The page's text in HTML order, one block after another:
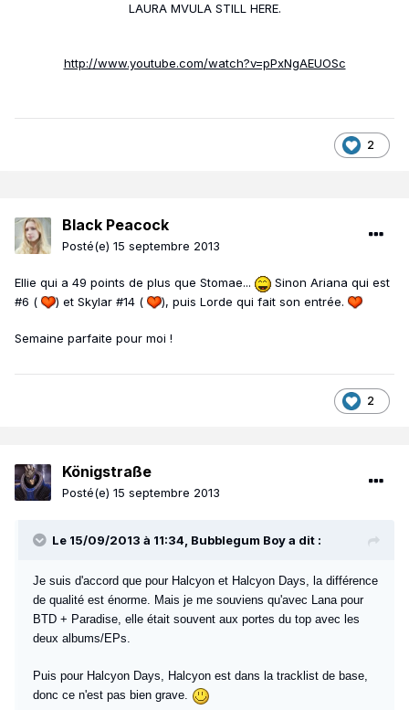
LAURA MVULA STILL HERE.
http://www.youtube.com/watch?v=pPxNgAEUOSc
2
Black Peacock
Posté(e) 15 septembre 2013
Ellie qui a 49 points de plus que Stomae...
Sinon Ariana qui est
#6 (
) et Skylar #14 ( ), puis Lorde qui fait son entrée.
Semaine parfaite pour moi !
2
Königstraße
Posté(e) 15 septembre 2013
Le 15/09/2013 à 11:34, Bubblegum Boy a dit :
Je suis d'accord que pour Halcyon et Halcyon Days, la différence
de qualité est énorme. Mais je me souviens qu'avec Lana pour
BTD + Paradise, elle était souvent aux portes du top avec les
deux albums/EPs.
Puis pour Halcyon Days, Halcyon est dans la tracklist de base,
donc ce n'est pas bien grave.